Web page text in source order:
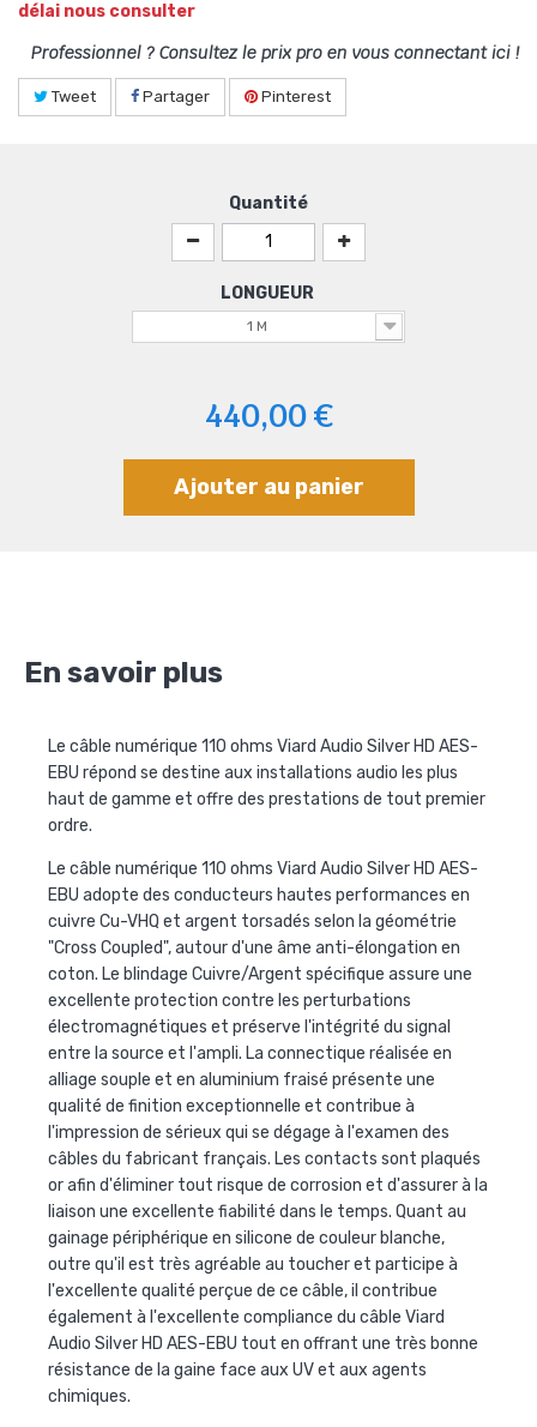
délai nous consulter
Professionnel ? Consultez le prix pro en vous connectant ici !
Tweet Partager Pinterest
Quantité
LONGUEUR
1 M
440,00 €
Ajouter au panier
En savoir plus
Le câble numérique 110 ohms Viard Audio Silver HD AES-
EBU répond se destine aux installations audio les plus
haut de gamme et offre des prestations de tout premier
ordre.
Le câble numérique 110 ohms Viard Audio Silver HD AES-
EBU adopte des conducteurs hautes performances en
cuivre Cu-VHQ et argent torsadés selon la géométrie
"Cross Coupled", autour d'une âme anti-élongation en
coton. Le blindage Cuivre/Argent spécifique assure une
excellente protection contre les perturbations
électromagnétiques et préserve l'intégrité du signal
entre la source et l'ampli. La connectique réalisée en
alliage souple et en aluminium fraisé présente une
qualité de finition exceptionnelle et contribue à
l'impression de sérieux qui se dégage à l'examen des
câbles du fabricant français. Les contacts sont plaqués
or afin d'éliminer tout risque de corrosion et d'assurer à la
liaison une excellente fiabilité dans le temps. Quant au
gainage périphérique en silicone de couleur blanche,
outre qu'il est très agréable au toucher et participe à
l'excellente qualité perçue de ce câble, il contribue
également à l'excellente compliance du câble Viard
Audio Silver HD AES-EBU tout en offrant une très bonne
résistance de la gaine face aux UV et aux agents
chimiques.